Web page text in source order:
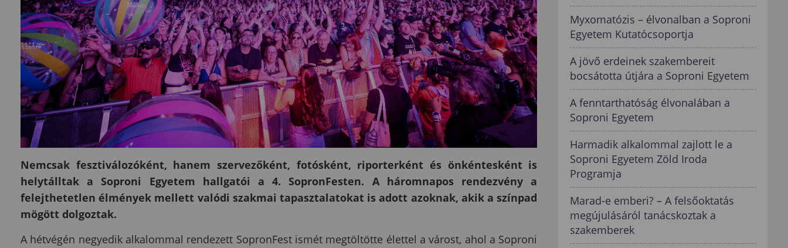
Nemcsak fesztiválozóként, hanem szervezőként, fotósként, riporterként és önkéntesként is
helytálltak a Soproni Egyetem hallgatói a 4. SopronFesten. A háromnapos rendezvény a
felejthetetlen élmények mellett valódi szakmai tapasztalatokat is adott azoknak, akik a színpad
mögött dolgoztak.
A hétvégén negyedik alkalommal rendezett SopronFest ismét megtöltötte élettel a várost, ahol a Soproni
Myxomatózis – élvonalban a Soproni
Egyetem Kutatócsoportja
A jövő erdeinek szakembereit
bocsátotta útjára a Soproni Egyetem
A fenntarthatóság élvonalában a
Soproni Egyetem
Harmadik alkalommal zajlott le a
Soproni Egyetem Zöld Iroda
Programja
Marad-e emberi? – A felsőoktatás
megújulásáról tanácskoztak a
szakemberek